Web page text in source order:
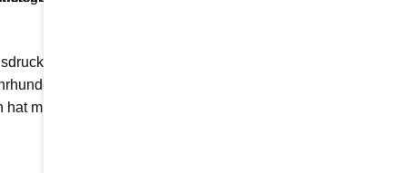
von Respekt und
Bauwerke für
mit der Installation einer